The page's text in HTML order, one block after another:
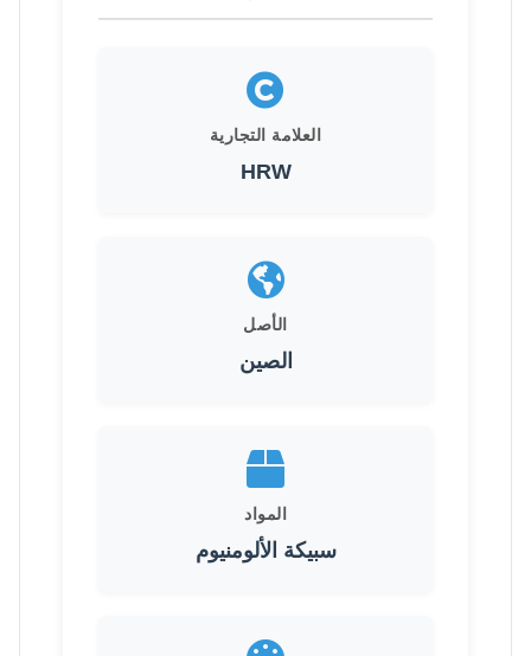
العلامة التجارية
HRW
الأصل
الصين
المواد
سبيكة الألومنيوم